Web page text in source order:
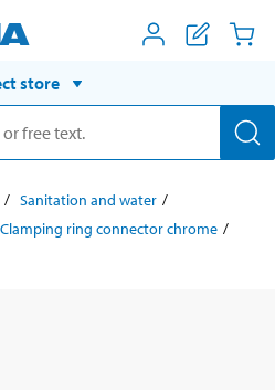
store
Sanitation and water
Clamping ring connector chrome